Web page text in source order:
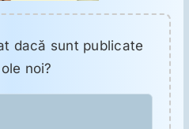
dacă sunt publicate
noi?